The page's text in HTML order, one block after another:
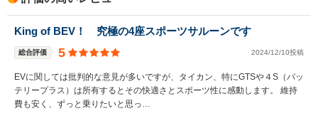
King of BEV！ 究極の4座スポーツサルーンです
総合評価 5 2024/12/10投稿
EVに関しては批判的な意見が多いですが、タイカン、特にGTSや４S（バッ
テリープラス）は所有するとその快適さとスポーツ性に感動します。 維持
費も安く、ずっと乗りたいと思っ…